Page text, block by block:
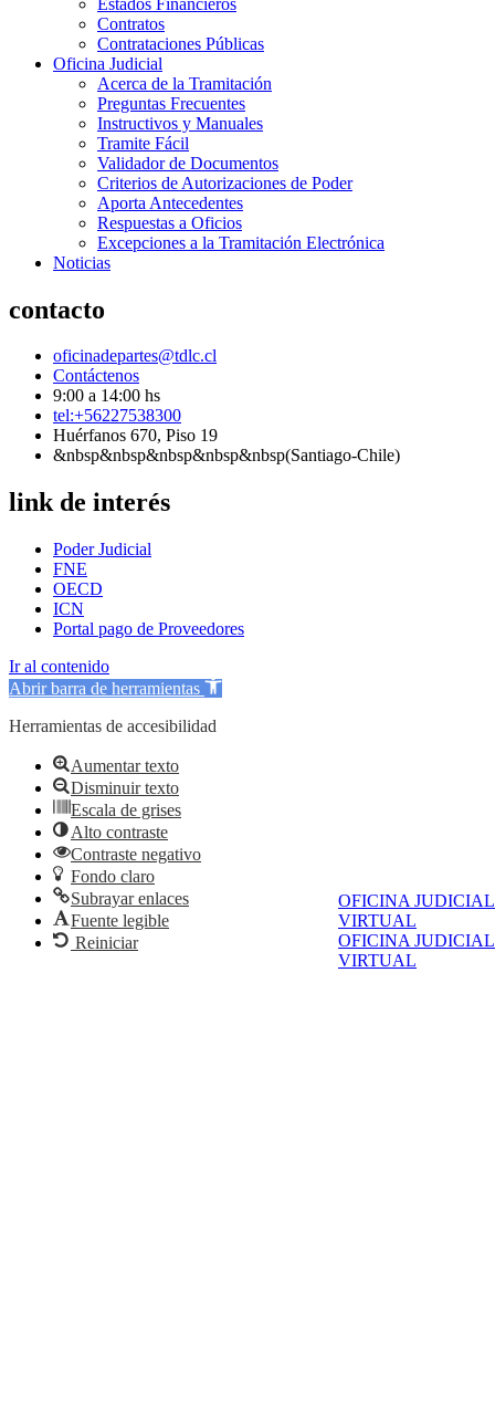
OFICINA JUDICIAL
VIRTUAL
OFICINA JUDICIAL
VIRTUAL
Contratos
Contrataciones Públicas
Oficina Judicial
Acerca de la Tramitación
Preguntas Frecuentes
Instructivos y Manuales
Tramite Fácil
Validador de Documentos
Criterios de Autorizaciones de Poder
Aporta Antecedentes
Respuestas a Oficios
Excepciones a la Tramitación Electrónica
Noticias
contacto
oficinadepartes@tdlc.cl
Contáctenos
9:00 a 14:00 hs
tel:+56227538300
Huérfanos 670, Piso 19
&nbsp&nbsp&nbsp&nbsp&nbsp(Santiago-Chile)
link de interés
Poder Judicial
FNE
OECD
ICN
Portal pago de Proveedores
Ir al contenido
Abrir barra de herramientas
Herramientas de accesibilidad
Aumentar texto
Disminuir texto
Escala de grises
Alto contraste
Contraste negativo
Fondo claro
Subrayar enlaces
Fuente legible
Reiniciar